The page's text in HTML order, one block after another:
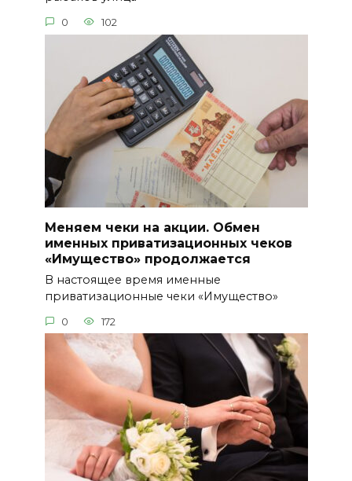
0 102
Меняем чеки на акции. Обмен
именных приватизационных чеков
«Имущество» продолжается
В настоящее время именные
приватизационные чеки «Имущество»
0 172